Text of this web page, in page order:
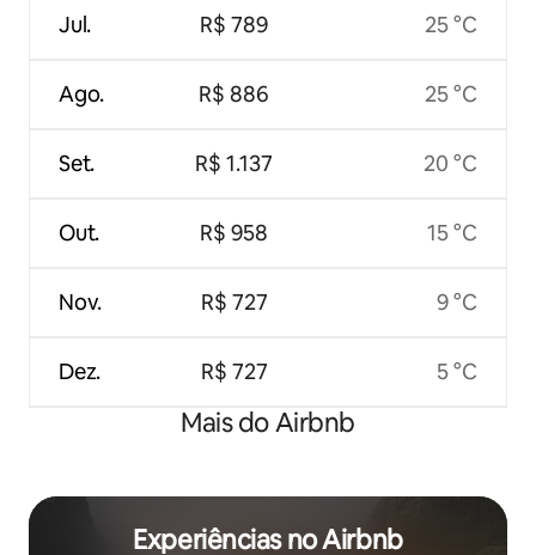
Jul.
Ago.
Set.
Out.
Nov.
Dez.
R$ 789
R$ 886
R$ 1.137
R$ 958
R$ 727
R$ 727
25 °C
25 °C
20 °C
15 °C
9 °C
5 °C
Mais do Airbnb
Experiências no Airbnb